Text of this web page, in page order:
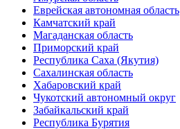
Еврейская автономная область
Камчатский край
Магаданская область
Приморский край
Республика Саха (Якутия)
Сахалинская область
Хабаровский край
Чукотский автономный округ
Забайкальский край
Республика Бурятия